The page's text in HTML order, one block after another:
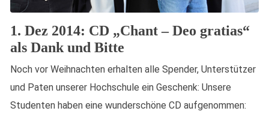
1. Dez 2014: CD „Chant – Deo gratias“
als Dank und Bitte
Noch vor Weihnachten erhalten alle Spender, Unterstützer
und Paten unserer Hochschule ein Geschenk: Unsere
Studenten haben eine wunderschöne CD aufgenommen: